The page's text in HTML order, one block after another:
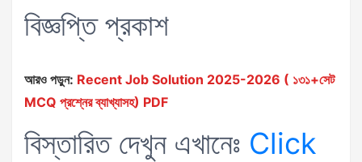
বিজ্ঞপ্তি প্রকাশ
আরও পড়ুন: Recent Job Solution 2025-2026 ( ১৩১+সেট
MCQ প্রশ্নের ব্যাখ্যাসহ) PDF
বিস্তারিত দেখুন এখানেঃ Click